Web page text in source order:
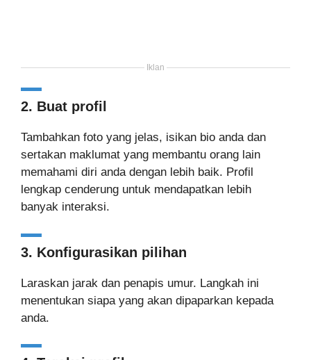
Iklan
2. Buat profil
Tambahkan foto yang jelas, isikan bio anda dan
sertakan maklumat yang membantu orang lain
memahami diri anda dengan lebih baik. Profil
lengkap cenderung untuk mendapatkan lebih
banyak interaksi.
3. Konfigurasikan pilihan
Laraskan jarak dan penapis umur. Langkah ini
menentukan siapa yang akan dipaparkan kepada
anda.